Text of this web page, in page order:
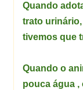
Quando
trato
tivemos que
Quando o
pouca água ,